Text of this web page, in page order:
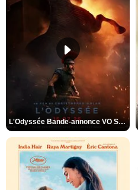
L'Odyssée Bande-annonce VO STFR